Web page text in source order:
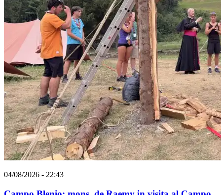
04/08/2026 - 22:43